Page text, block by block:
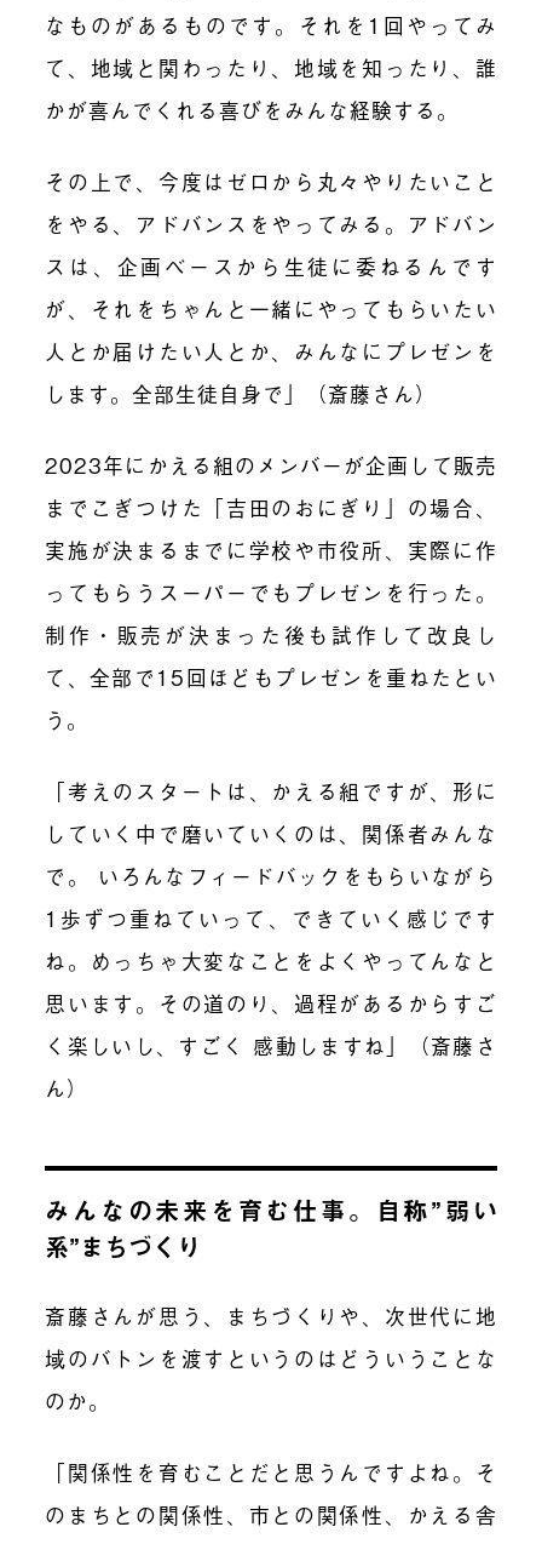
なものがあるものです。それを 1 回やってみ
て、地域と関わったり、地域を知ったり、誰
かが喜んでくれる喜びをみんな経験する。
その上で、今度は ゼロ から丸々やりたいこと
をやる、アドバンスをやってみる。アドバン
スは、企画ベースから生徒に委ねるんです
が、それをちゃんと一緒にやってもらいたい
人とか届けたい人とか、みんなにプレゼンを
します。全部生徒自身で」（斎藤さん）
2023年にかえる組の メンバーが企画して販売
までこぎつけた 「吉田のおにぎり」の場合、
実施が決まるまでに学校や市役所、実際に作
ってもらうスーパーでもプレゼンを行った。
制作・販売が決まった後も試作して改良し
て、全部で15回ほどもプレゼンを重ねたとい
う。
「考えのスタートは、かえる組ですが、形に
していく中で磨いていくのは、関係者みんな
で。 いろんなフィードバックをもらいながら
1 歩ずつ重ねていって、できていく感じです
ね。めっちゃ大変なことをよくやってんなと
思います。その道のり、過程があるからすご
く楽しいし、すごく 感動しますね」（斎藤さ
ん）
みんなの未来を育む仕事。自称”弱い
系”まちづくり
斎藤さんが思う、まちづくりや、次世代に地
域のバトンを渡すというのはどういうことな
のか。
「関係性を育むことだと思うんですよね。そ
のまちとの関係性、市との関係性、かえる舎